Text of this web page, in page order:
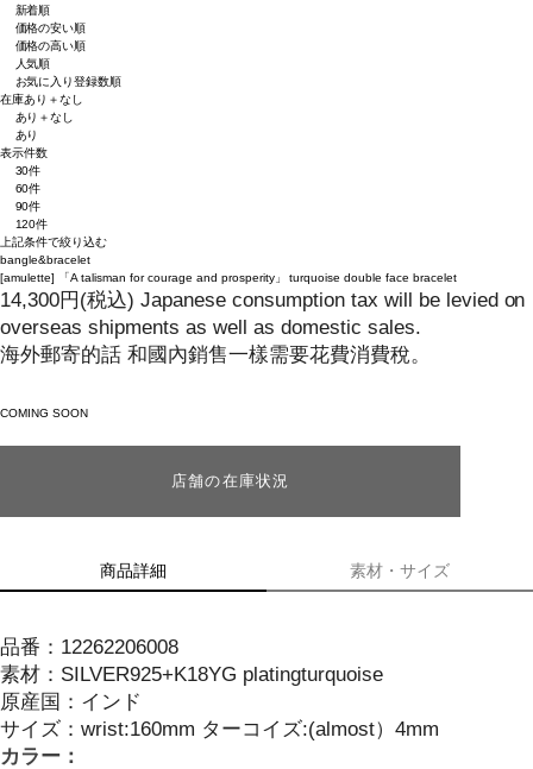
新着順
価格の安い順
価格の高い順
人気順
お気に入り登録数順
在庫あり＋なし
あり＋なし
あり
表示件数
30件
60件
90件
120件
上記条件で絞り込む
bangle&bracelet
[amulette] 「A talisman for courage and prosperity」 turquoise double face bracelet
14,300円 (税込) Japanese consumption tax will be levied on
overseas shipments as well as domestic sales.
海外郵寄的話 和國內銷售一樣需要花費消費稅。
COMING SOON
店舗の在庫状況
商品詳細 素材・サイズ
品番： 12262206008
素材： SILVER925+K18YG platingturquoise
原産国： インド
サイズ： wrist:160mm ターコイズ:(almost）4mm
カラー：